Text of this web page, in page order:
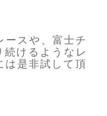
スや、富士チ
続けるようなレ
是非試して頂